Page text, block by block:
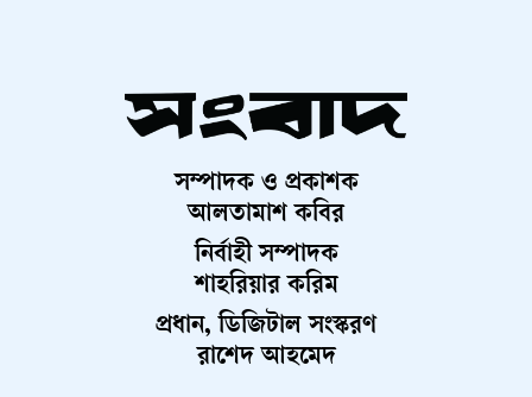
সম্পাদক ও প্রকাশক
আলতামাশ কবির
নির্বাহী সম্পাদক
শাহরিয়ার করিম
প্রধান, ডিজিটাল সংস্করণ
রাশেদ আহমেদ